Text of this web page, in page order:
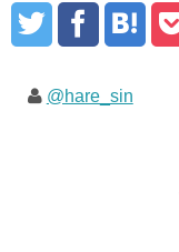
@hare_sin